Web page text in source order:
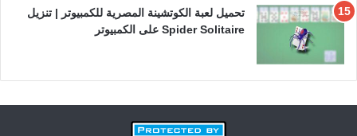
تحميل لعبة الكوتشينة المصرية للكمبيوتر | تنزيل
Spider Solitaire على الكمبيوتر